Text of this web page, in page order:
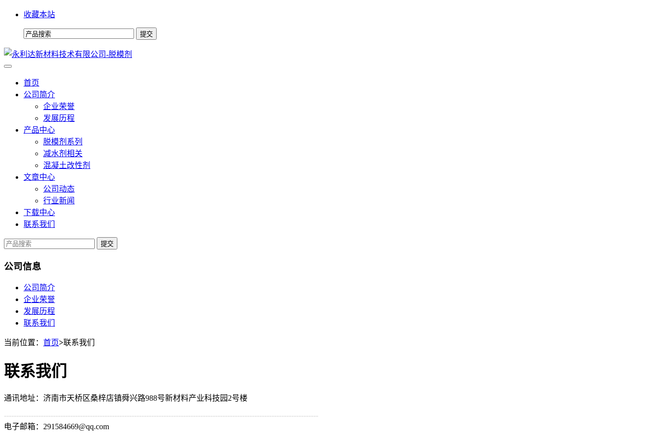
收藏本站
首页
公司简介
企业荣誉
发展历程
产品中心
脱模剂系列
减水剂相关
混凝土改性剂
文章中心
公司动态
行业新闻
下载中心
联系我们
提交
公司信息
公司简介
企业荣誉
发展历程
联系我们
当前位置： 首页>联系我们
联系我们
通讯地址：济南市天桥区桑梓店镇舜兴路988号新材料产业科技园2号楼
--------------------------------------------------------------------------------------------------------------------------------
电子邮箱：291584669@qq.com